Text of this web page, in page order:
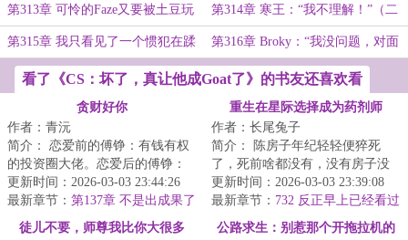
远的未来！（月末求票~） 了？
第313章 可怜的Faze又要被土豆玩
弄于股掌之中了
第314章 寒王：“我不理解！”（二
合一）
第315章 我只看见了一个惯犯在蹂
躏Faze
第316章 Broky：“我没问题，对面
有问题！”
看了《CS：坏了，真让他成Goat了》的书友还喜欢看
贪财好你
作者：青沅
简介： 恋爱前的傅铮：有钱有权
的投资圈大佬。恋爱后的傅铮：
怒撒千金只为博心上人开心。
更新时间：2026-03-03 23:44:26
最新章节： 第137章 不是出成果了
重生在星际选择成为药剂师
作者：长尾兔子
简介： 陈房子年纪轻轻便猝死
了，死前啥都没有，没有房子没
有存款没有恋人，浑身散发着满
满的社畜...
更新时间：2026-03-03 23:39:08
最新章节： 732 反正早上已经看过
了，再洗洗也无所谓了
徒儿不要，师尊我比你大很多
公路求生：别惹那个开拖拉机的